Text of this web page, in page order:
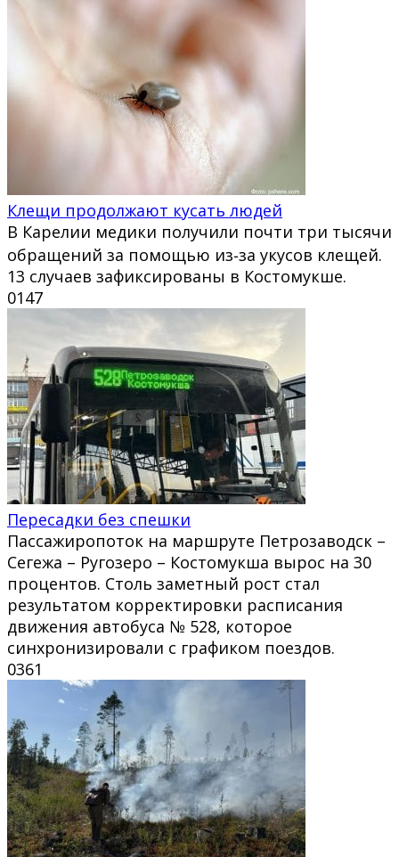
Клещи продолжают кусать людей
В Карелии медики получили почти три тысячи
обращений за помощью из‑за укусов клещей.
13 случаев зафиксированы в Костомукше.
0147
Пересадки без спешки
Пассажиропоток на маршруте Петрозаводск –
Сегежа – Ругозеро – Костомукша вырос на 30
процентов. Столь заметный рост стал
результатом корректировки расписания
движения автобуса № 528, которое
синхронизировали с графиком поездов.
0361